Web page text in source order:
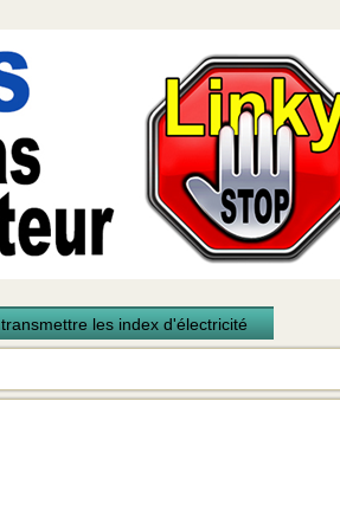
transmettre les index d'électricité